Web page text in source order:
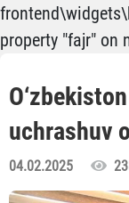
property "fajr" on
uchrashuv
04.02.2025